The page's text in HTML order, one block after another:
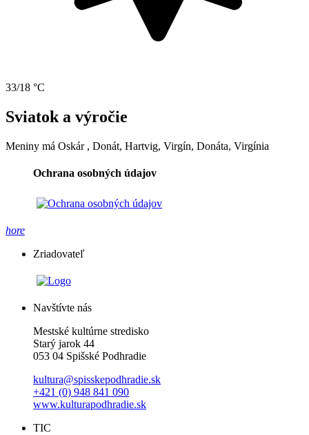
33/18 °C
Sviatok a výročie
Meniny má Oskár , Donát, Hartvig, Virgín, Donáta, Virgínia
Ochrana osobných údajov
hore
Zriadovateľ
Navštívte nás
Mestské kultúrne stredisko
Starý jarok 44
053 04 Spišské Podhradie
kultura@spisskepodhradie.sk
+421 (0) 948 841 090
www.kulturapodhradie.sk
TIC